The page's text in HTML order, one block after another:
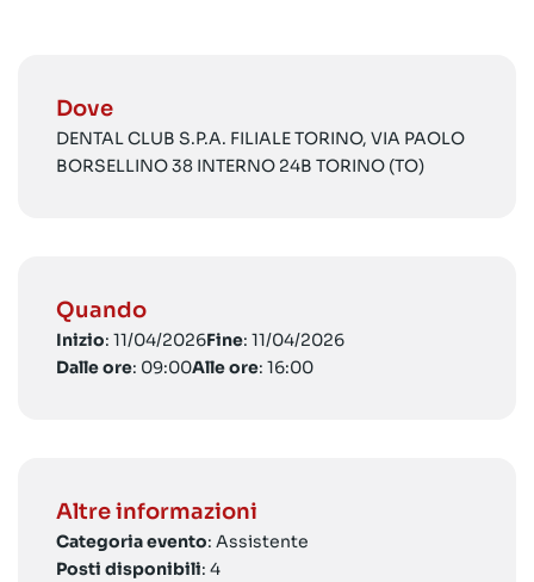
Dove
DENTAL CLUB S.P.A. FILIALE TORINO, VIA PAOLO
BORSELLINO 38 INTERNO 24B TORINO (TO)
Quando
Inizio: 11/04/2026Fine: 11/04/2026
Dalle ore: 09:00Alle ore: 16:00
Altre informazioni
Categoria evento: Assistente
Posti disponibili: 4